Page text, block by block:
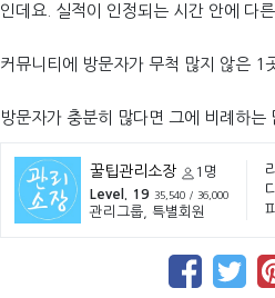
인데요. 실적이 인정되는 시간 안에 다
커뮤니티에 방문자가 무척 많지 않은 1
방문자가 충분히 많다면 그에 비례하는
꿀팁관리소장
1명
Level. 19
35,540 / 36,000
관리그룹, 특별회원